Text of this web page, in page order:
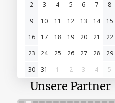
2
3 4 5 6 7
8
9
10 11 12 13 14
15
16
17 18 19 20 21
22
23
24 25 26 27 28
29
30
31 1 2 3 4 5
Unsere Partner